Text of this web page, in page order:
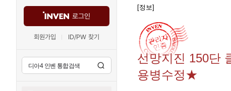
로그인
회원가입 ID/PW 찾기
[정보]
선망지진 150단
용병수정★